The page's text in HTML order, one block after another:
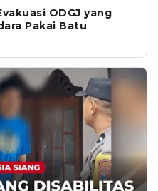
ODGJ yang
Pakai Batu